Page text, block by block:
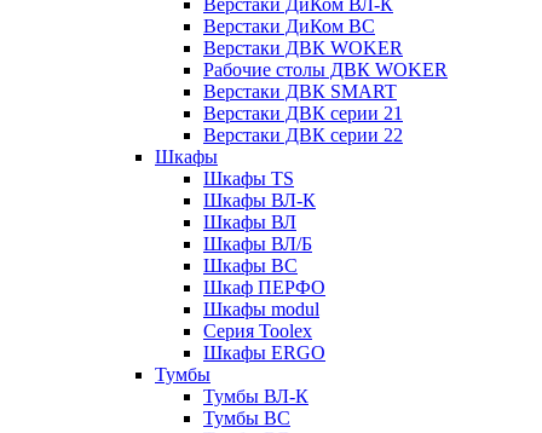
Верстаки ДиКом ВЛ-К
Верстаки ДиКом ВС
Верстаки ДВК WOKER
Рабочие столы ДВК WOKER
Верстаки ДВК SMART
Верстаки ДВК серии 21
Верстаки ДВК серии 22
Шкафы
Шкафы TS
Шкафы ВЛ-К
Шкафы ВЛ
Шкафы ВЛ/Б
Шкафы ВС
Шкаф ПЕРФО
Шкафы modul
Серия Toolex
Шкафы ERGO
Тумбы
Тумбы ВЛ-К
Тумбы ВС